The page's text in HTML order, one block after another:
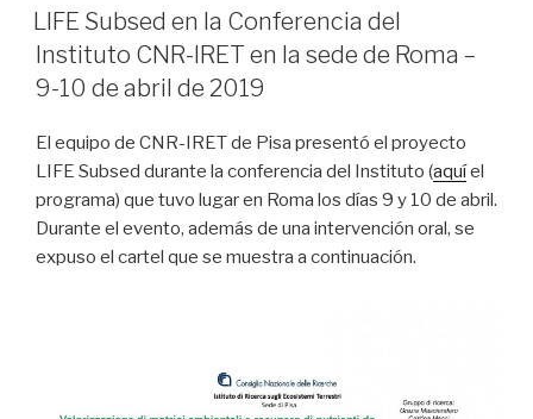
EN
LIFE Subsed en la Conferencia del
Instituto CNR-IRET en la sede de Roma –
9-10 de abril de 2019
El equipo de CNR-IRET de Pisa presentó el proyecto
LIFE Subsed durante la conferencia del Instituto (aquíel
programa) que tuvo lugar en Roma los días 9 y 10 de abril.
Durante el evento, además de una intervención oral, se
expuso el cartel que se muestra a continuación.